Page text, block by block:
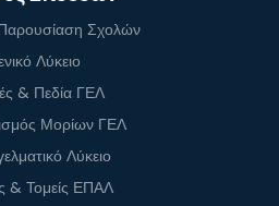
Σχολών
Λύκειο
& Πεδία ΓΕΛ
Μορίων ΓΕΛ
Λύκειο
& Τομείς ΕΠΑΛ